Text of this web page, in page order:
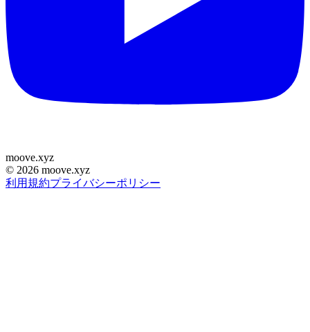
moove.xyz
© 2026 moove.xyz
利用規約プライバシーポリシー